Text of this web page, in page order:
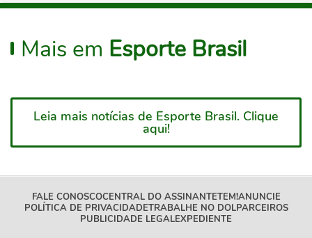
Mais em Esporte Brasil
Leia mais notícias de Esporte Brasil. Clique
aqui!
FALE CONOSCOCENTRAL DO ASSINANTETEM!ANUNCIE
POLÍTICA DE PRIVACIDADETRABALHE NO DOLPARCEIROS
PUBLICIDADE LEGALEXPEDIENTE